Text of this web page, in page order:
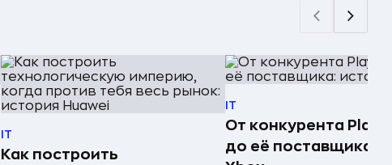
IT
Как построить
IT
От конкурента
до её поставщика: